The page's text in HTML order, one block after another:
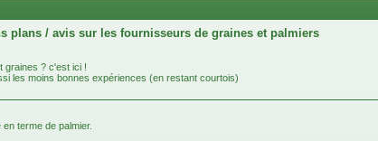
plans / avis sur les fournisseurs de graines et palmiers
graines ? c'est ici !
les moins bonnes expériences (en restant courtois)
terme de palmier.